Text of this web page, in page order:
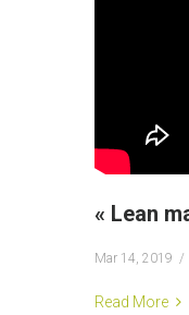
« Lean
Mar 14, 2019
Read More